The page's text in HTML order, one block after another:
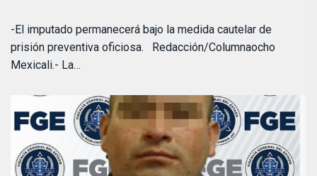
-El imputado permanecerá bajo la medida cautelar de
prisión preventiva oficiosa. Redacción/Columnaocho
Mexicali.- La…